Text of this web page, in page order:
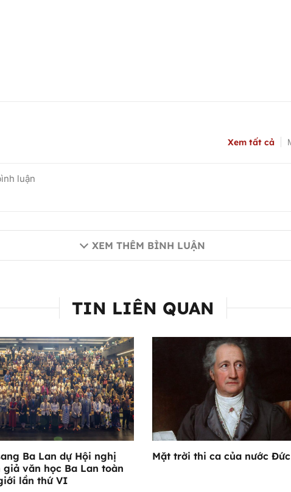
Xem tất cả
XEM THÊM BÌNH LUẬN
TIN LIÊN QUAN
Ba Lan dự Hội nghị
giả văn học Ba Lan toàn
lần thứ VI
Mặt trời thi ca của nước Đức